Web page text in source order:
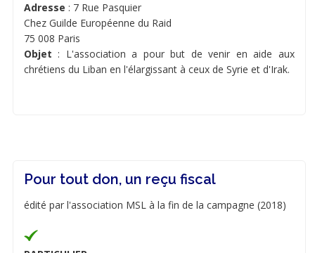
Adresse : 7 Rue Pasquier
Chez Guilde Européenne du Raid
75 008 Paris
Objet : L'association a pour but de venir en aide aux
chrétiens du Liban en l'élargissant à ceux de Syrie et d'Irak.
Pour tout don, un reçu fiscal
édité par l'association MSL à la fin de la campagne (2018)